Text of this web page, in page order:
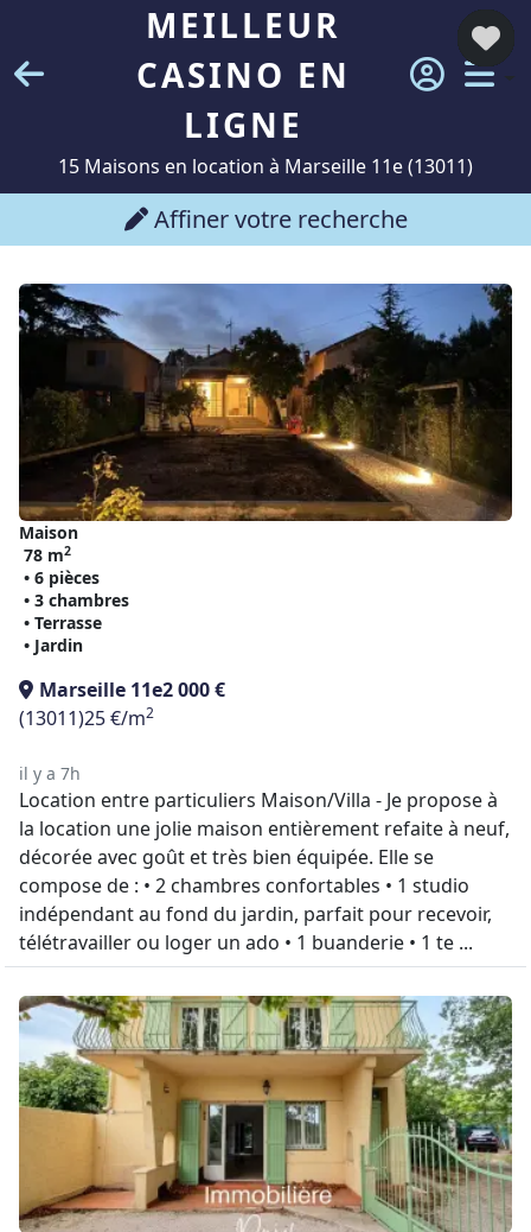
MEILLEUR
CASINO EN
LIGNE
15 Maisons en location à Marseille 11e (13011)
Affiner votre recherche
Maison
78 m2
• 6 pièces
• 3 chambres
• Terrasse
• Jardin
Marseille 11e2 000 €
(13011)25 €/m2
il y a 7h
Location entre particuliers Maison/Villa - Je propose à
la location une jolie maison entièrement refaite à neuf,
décorée avec goût et très bien équipée. Elle se
compose de : • 2 chambres confortables • 1 studio
indépendant au fond du jardin, parfait pour recevoir,
télétravailler ou loger un ado • 1 buanderie • 1 te ...